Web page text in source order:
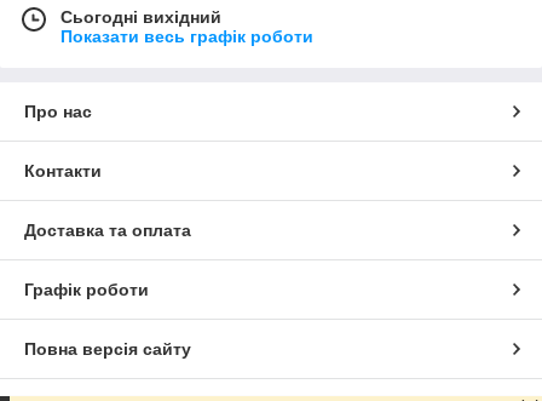
Сьогодні вихідний
Показати весь графік роботи
Про нас
Контакти
Доставка та оплата
Графік роботи
Повна версія сайту